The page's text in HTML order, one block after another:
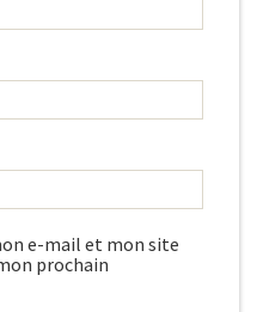
e-mail et mon site
prochain